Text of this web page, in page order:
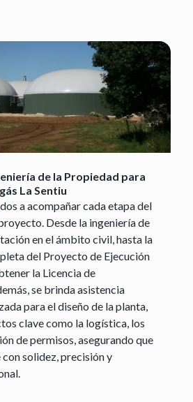
de la Propiedad para
La Sentiu
a acompañar cada etapa del
Desde la ingeniería de
en el ámbito civil, hasta la
del Proyecto de Ejecución
la Licencia de
se brinda asistencia
para el diseño de la planta,
clave como la logística, los
de permisos, asegurando que
con solidez, precisión y